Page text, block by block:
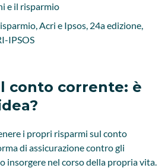
Acri e Ipsos, 24a edizione,
IPSOS
conto corrente: è
i propri risparmi sul conto
di assicurazione contro gli
insorgere nel corso della propria vita.